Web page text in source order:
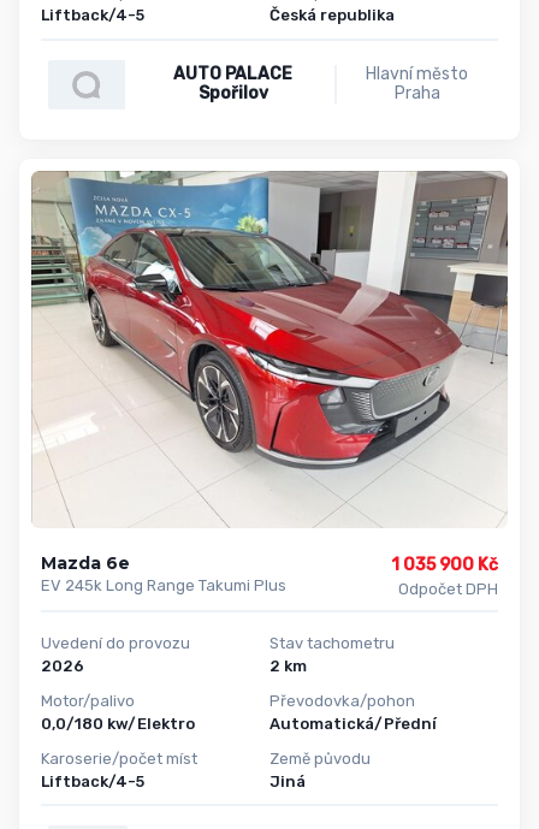
Liftback/4-5
Česká republika
AUTO PALACE
Spořilov
Hlavní město
Praha
Mazda 6e
EV 245k Long Range Takumi Plus
1 035 900 Kč
Odpočet DPH
Uvedení do provozu
2026
Motor/palivo
0,0/180 kw/Elektro
Karoserie/počet míst
Liftback/4-5
Stav tachometru
2 km
Převodovka/pohon
Automatická/Přední
Země původu
Jiná